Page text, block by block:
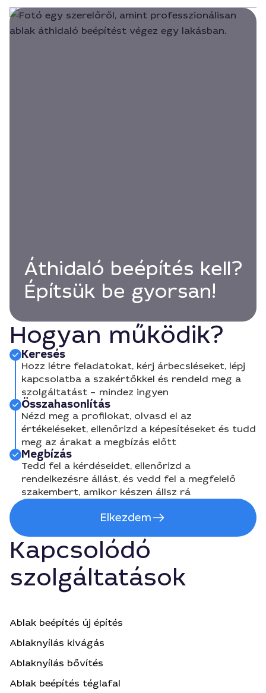
Áthidaló beépítés kell?
Építsük be gyorsan!
Hogyan működik?
Keresés
Hozz létre feladatokat, kérj árbecsléseket, lépj
kapcsolatba a szakértőkkel és rendeld meg a
szolgáltatást – mindez ingyen
Összahasonlítás
Nézd meg a profilokat, olvasd el az
értékeléseket, ellenőrizd a képesítéseket és tudd
meg az árakat a megbízás előtt
Megbízás
Tedd fel a kérdéseidet, ellenőrizd a
rendelkezésre állást, és vedd fel a megfelelő
szakembert, amikor készen állsz rá
Elkezdem
Kapcsolódó
szolgáltatások
Ablak beépítés új építés
Ablaknyílás kivágás
Ablaknyílás bővítés
Ablak beépítés téglafal